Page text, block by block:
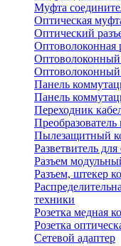
Муфта
Оптическая
Оптический
Оптоволоконная
Оптоволоконный
Панель
Панель
Переходник
Преобразователь
Пылезащитный
Разветвитель
Разъем
Разъем, штекер
техники
Розетка медная
Розетка
Сетевой адаптер